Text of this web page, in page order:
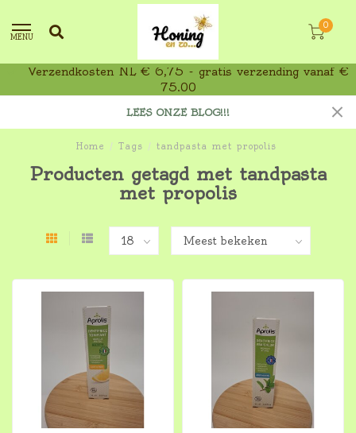
MENU
0
Verzendkosten NL € 6,75 - gratis verzending vanaf €
75,00
LEES ONZE BLOG!!!
Home / Tags / tandpasta met propolis
Producten getagd met tandpasta
met propolis